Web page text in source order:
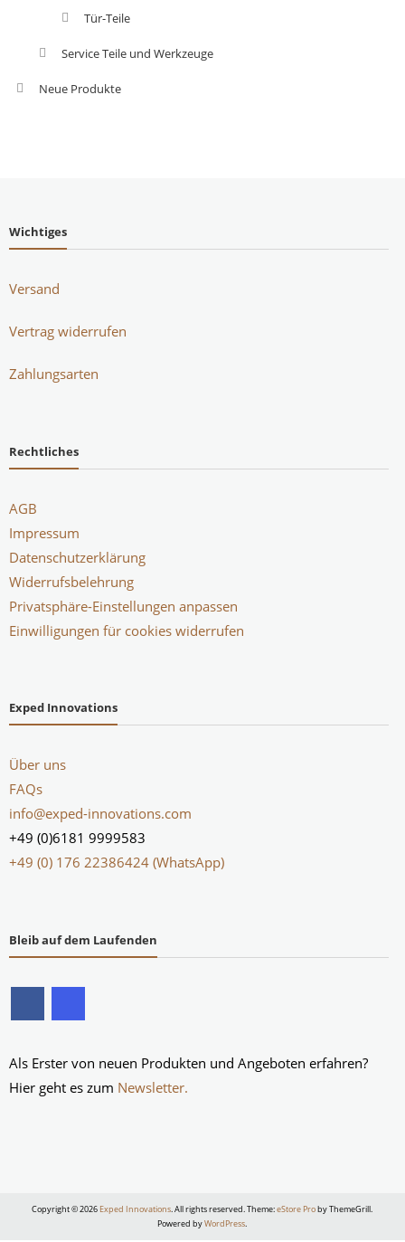
Tür-Teile
Service Teile und Werkzeuge
Neue Produkte
Wichtiges
Versand
Vertrag widerrufen
Zahlungsarten
Rechtliches
AGB
Impressum
Datenschutzerklärung
Widerrufsbelehrung
Privatsphäre-Einstellungen anpassen
Einwilligungen für cookies widerrufen
Exped Innovations
Über uns
FAQs
info@exped-innovations.com
+49 (0)6181 9999583
+49 (0) 176 22386424 (WhatsApp)
Bleib auf dem Laufenden
Als Erster von neuen Produkten und Angeboten erfahren?
Hier geht es zum Newsletter.
Copyright © 2026 Exped Innovations. All rights reserved. Theme:eStore Proby ThemeGrill.
Powered byWordPress.